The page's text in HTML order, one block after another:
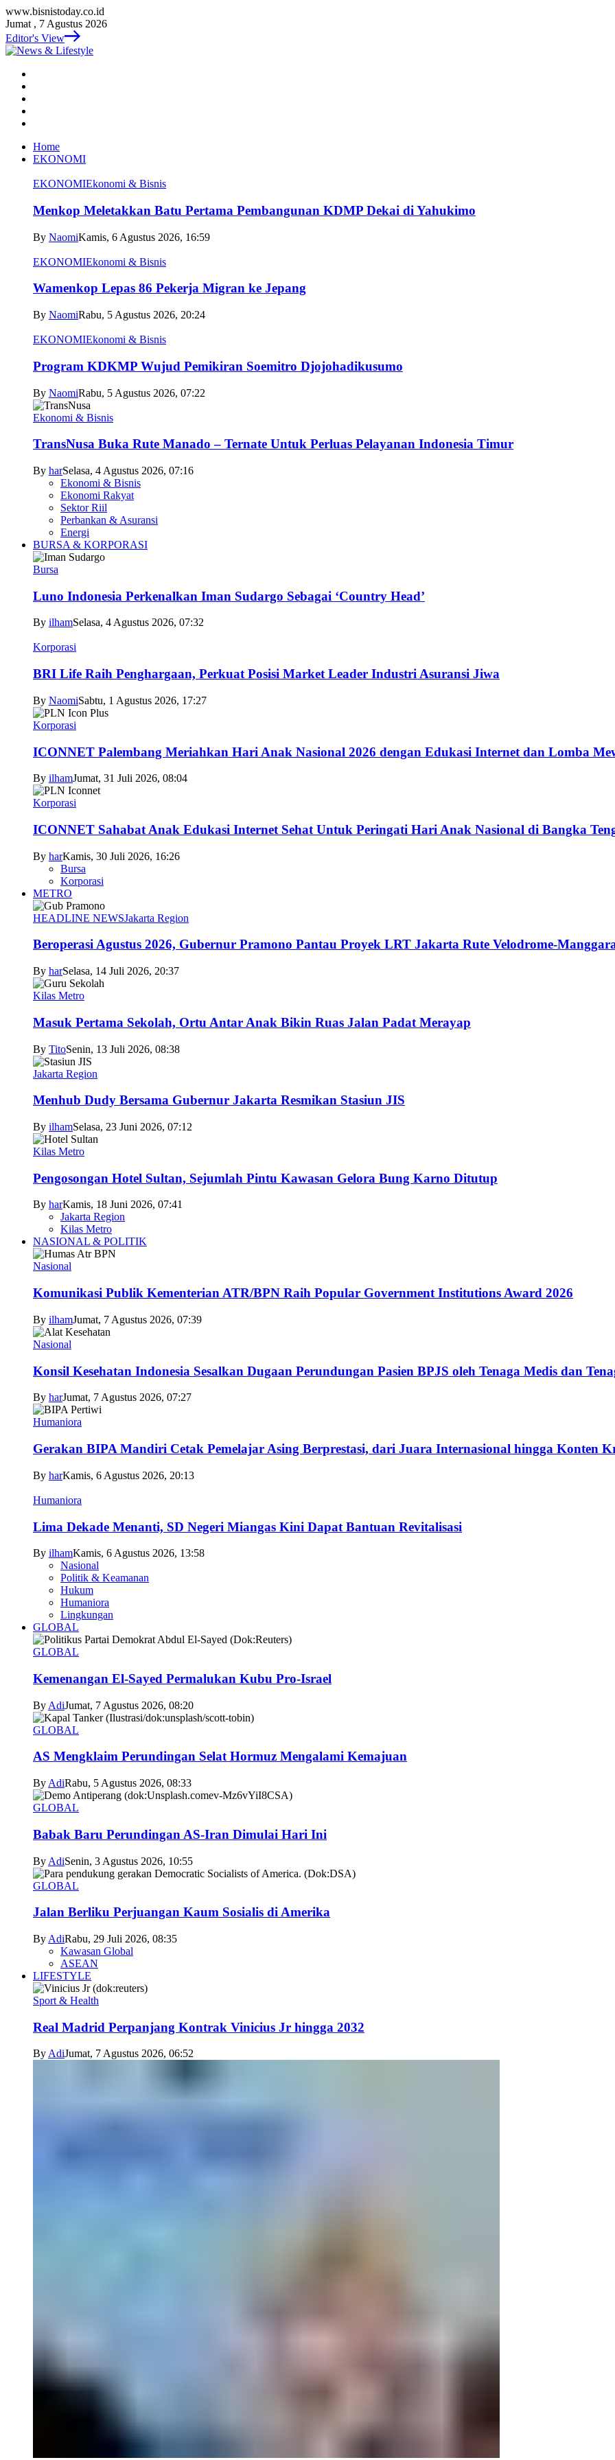
www.bisnistoday.co.id
Jumat , 7 Agustus 2026
Editor's View
Home
EKONOMI
EKONOMIEkonomi & Bisnis
Menkop Meletakkan Batu Pertama Pembangunan KDMP Dekai di Yahukimo
By NaomiKamis, 6 Agustus 2026, 16:59
EKONOMIEkonomi & Bisnis
Wamenkop Lepas 86 Pekerja Migran ke Jepang
By NaomiRabu, 5 Agustus 2026, 20:24
EKONOMIEkonomi & Bisnis
Program KDKMP Wujud Pemikiran Soemitro Djojohadikusumo
By NaomiRabu, 5 Agustus 2026, 07:22
Ekonomi & Bisnis
TransNusa Buka Rute Manado – Ternate Untuk Perluas Pelayanan Indonesia Timur
By harSelasa, 4 Agustus 2026, 07:16
Ekonomi & Bisnis
Ekonomi Rakyat
Sektor Riil
Perbankan & Asuransi
Energi
BURSA & KORPORASI
Bursa
Luno Indonesia Perkenalkan Iman Sudargo Sebagai ‘Country Head’
By ilhamSelasa, 4 Agustus 2026, 07:32
Korporasi
BRI Life Raih Penghargaan, Perkuat Posisi Market Leader Industri Asuransi Jiwa
By NaomiSabtu, 1 Agustus 2026, 17:27
Korporasi
ICONNET Palembang Meriahkan Hari Anak Nasional 2026 dengan Edukasi Internet dan Lomba
By ilhamJumat, 31 Juli 2026, 08:04
Korporasi
ICONNET Sahabat Anak Edukasi Internet Sehat Untuk Peringati Hari Anak Nasional di Bangka
By harKamis, 30 Juli 2026, 16:26
Bursa
Korporasi
METRO
HEADLINE NEWSJakarta Region
Beroperasi Agustus 2026, Gubernur Pramono Pantau Proyek LRT Jakarta Rute Velodrome-
By harSelasa, 14 Juli 2026, 20:37
Kilas Metro
Masuk Pertama Sekolah, Ortu Antar Anak Bikin Ruas Jalan Padat Merayap
By TitoSenin, 13 Juli 2026, 08:38
Jakarta Region
Menhub Dudy Bersama Gubernur Jakarta Resmikan Stasiun JIS
By ilhamSelasa, 23 Juni 2026, 07:12
Kilas Metro
Pengosongan Hotel Sultan, Sejumlah Pintu Kawasan Gelora Bung Karno Ditutup
By harKamis, 18 Juni 2026, 07:41
Jakarta Region
Kilas Metro
NASIONAL & POLITIK
Nasional
Komunikasi Publik Kementerian ATR/BPN Raih Popular Government Institutions Award 2026
By ilhamJumat, 7 Agustus 2026, 07:39
Nasional
Konsil Kesehatan Indonesia Sesalkan Dugaan Perundungan Pasien BPJS oleh Tenaga Medis dan
By harJumat, 7 Agustus 2026, 07:27
Humaniora
Gerakan BIPA Mandiri Cetak Pemelajar Asing Berprestasi, dari Juara Internasional hingga Konten
By harKamis, 6 Agustus 2026, 20:13
Humaniora
Lima Dekade Menanti, SD Negeri Miangas Kini Dapat Bantuan Revitalisasi
By ilhamKamis, 6 Agustus 2026, 13:58
Nasional
Politik & Keamanan
Hukum
Humaniora
Lingkungan
GLOBAL
GLOBAL
Kemenangan El-Sayed Permalukan Kubu Pro-Israel
By AdiJumat, 7 Agustus 2026, 08:20
GLOBAL
AS Mengklaim Perundingan Selat Hormuz Mengalami Kemajuan
By AdiRabu, 5 Agustus 2026, 08:33
GLOBAL
Babak Baru Perundingan AS-Iran Dimulai Hari Ini
By AdiSenin, 3 Agustus 2026, 10:55
GLOBAL
Jalan Berliku Perjuangan Kaum Sosialis di Amerika
By AdiRabu, 29 Juli 2026, 08:35
Kawasan Global
ASEAN
LIFESTYLE
Sport & Health
Real Madrid Perpanjang Kontrak Vinicius Jr hingga 2032
ByAdiJumat, 7 Agustus 2026, 06:52